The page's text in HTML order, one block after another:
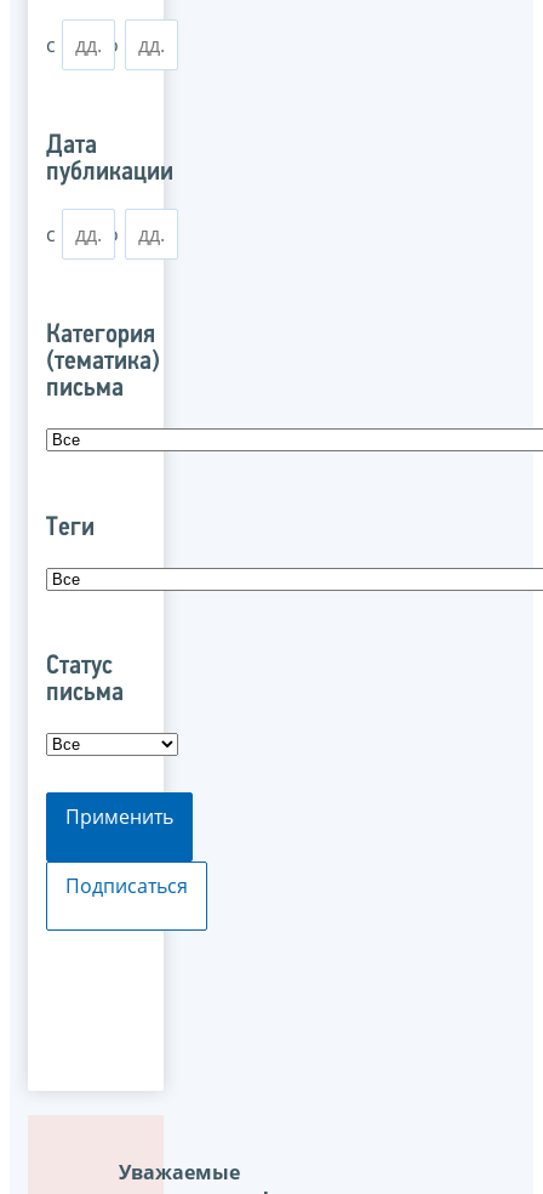
с по
Дата
публикации
с по
Категория
(тематика)
письма
Теги
Статус
письма
Применить
Подписаться
Уважаемые